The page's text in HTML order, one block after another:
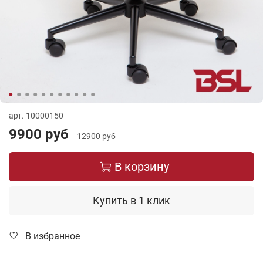
арт. 10000150
9900 руб 12900 руб
В корзину
Купить в 1 клик
В избранное